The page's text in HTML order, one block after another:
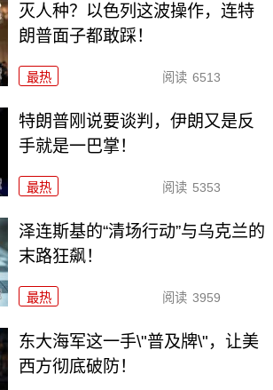
灭人种？以色列这波操作，连特
朗普面子都敢踩！
最热 阅读 6513
特朗普刚说要谈判，伊朗又是反
手就是一巴掌！
最热 阅读 5353
泽连斯基的“清场行动”与乌克兰的
末路狂飙！
最热 阅读 3959
东大海军这一手\"普及牌\"，让美
西方彻底破防！